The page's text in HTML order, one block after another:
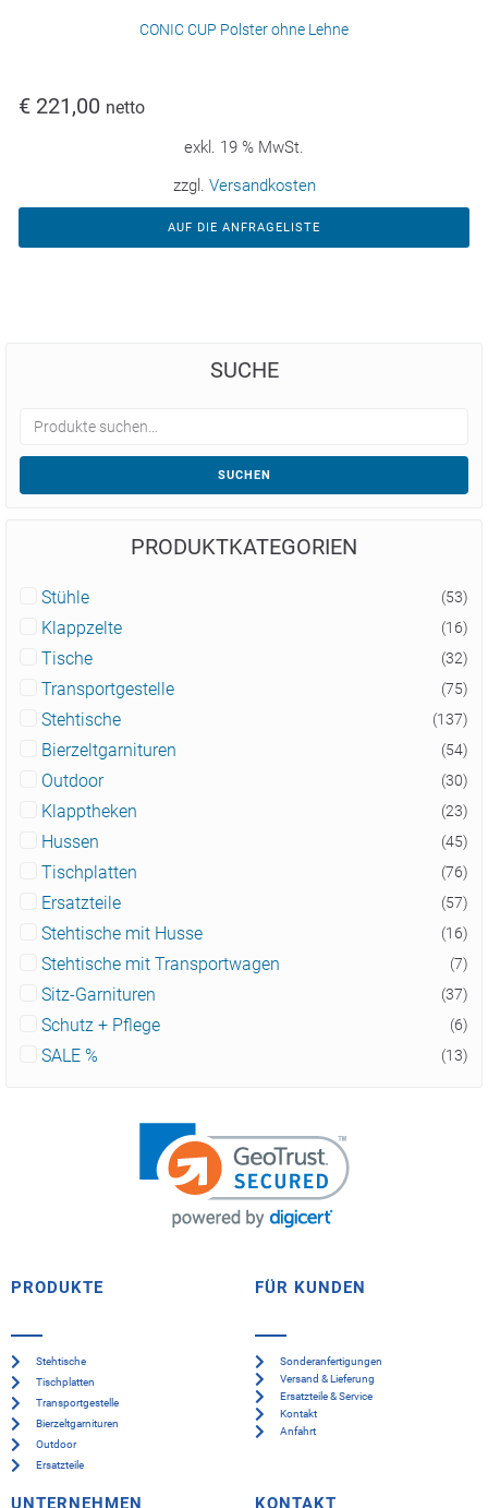
CONIC CUP Polster ohne Lehne
€ 221,00 netto
exkl. 19 % MwSt.
zzgl. Versandkosten
AUF DIE ANFRAGELISTE
SUCHE
SUCHEN
PRODUKTKATEGORIEN
Stühle (53)
Klappzelte (16)
Tische (32)
Transportgestelle (75)
Stehtische (137)
Bierzeltgarnituren (54)
Outdoor (30)
Klapptheken (23)
Hussen (45)
Tischplatten (76)
Ersatzteile (57)
Stehtische mit Husse (16)
Stehtische mit Transportwagen (7)
Sitz-Garnituren (37)
Schutz + Pflege (6)
SALE % (13)
PRODUKTE
Stehtische
Tischplatten
Transportgestelle
Bierzeltgarnituren
Outdoor
Ersatzteile
FÜR KUNDEN
Sonderanfertigungen
Versand & Lieferung
Ersatzteile & Service
Kontakt
Anfahrt
UNTERNEHMEN KONTAKT